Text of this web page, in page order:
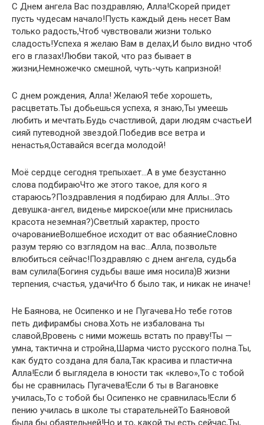
С Днем ангела Вас поздравляю, Алла!Скорей придет
пусть чудесам начало!Пусть каждый день несет Вам
только радость,Чтоб чувствовали жизни только
сладость!Успеха я желаю Вам в делах,И было видно чтоб
его в глазах!Любви такой, что раз бывает в
жизни,Немножечко смешной, чуть-чуть капризной!
С днем рождения, Алла! ЖелаюЯ тебе хорошеть,
расцветать.Ты добьешься успеха, я знаю,Ты умеешь
любить и мечтать.Будь счастливой, дари людям счастьеИ
сияй путеводной звездой.Победив все ветра и
ненастья,Оставайся всегда молодой!
Моё сердце сегодня трепыхает…А в уме безустанно
слова подбираюЧто же этого такое, для кого я
стараюсь?Поздравления я подбираю для Аллы…Это
девушка-ангел, виденье мирское(или мне приснилась
красота неземная?)Светлый характер, просто
очарованиеВолшебное исходит от вас обаяниеСловно
разум теряю со взглядом на вас…Алла, позвольте
влюбиться сейчас!Поздравляю с днем ангела, судьба
вам сулила(Богиня судьбы ваше имя носила)В жизни
терпения, счастья, удачиЧто б было так, и никак не иначе!
Не Баянова, не Осипенко и не Пугачева.Но тебе готов
петь дифирамбы снова.Хоть не избалована ты
славой,Вровень с ними можешь встать по праву!Ты —
умна, тактична и стройна,Шарма чисто русского полна.Ты,
как будто создана для бала,Так красива и пластична
Алла!Если б выглядела в юности так «клево»,То с тобой
бы не сравнилась Пугачева!Если б ты в Вагановке
училась,То с тобой бы Осипенко не сравнилась!Если б
пению училась в школе ты старательнейТо Баяновой
была бы обаятельней!Но и то, какой ты есть сейчас,Ты,